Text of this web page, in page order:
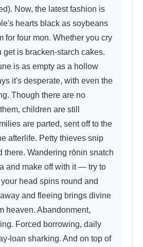
Now, the latest fashion is
hearts black as soybeans
for four mon. Whether you cry
get is bracken-starch cakes.
is as empty as a hollow
it's desperate, with even the
Though there are no
children are still
are parted, sent off to the
afterlife. Petty thieves snip
there. Wandering rōnin snatch
and make off with it — try to
head spins round and
and fleeing brings divine
heaven. Abandonment,
Forced borrowing, daily
loan sharking. And on top of